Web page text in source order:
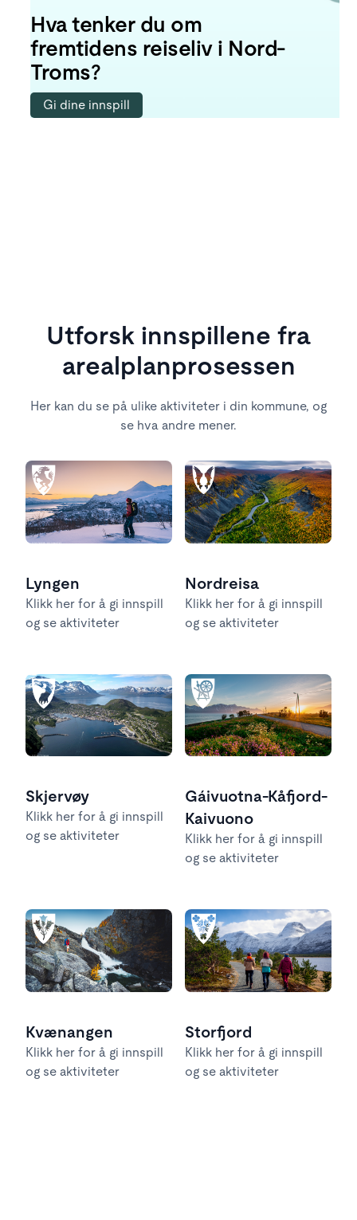
Hva tenker du om
fremtidens reiseliv i Nord-
Troms?
Gi dine innspill
Utforsk innspillene fra
arealplanprosessen
Her kan du se på ulike aktiviteter i din kommune, og
se hva andre mener.
Lyngen
Klikk her for å gi innspill
og se aktiviteter
Nordreisa
Klikk her for å gi innspill
og se aktiviteter
Skjervøy
Klikk her for å gi innspill
og se aktiviteter
Gáivuotna-Kåfjord-
Kaivuono
Klikk her for å gi innspill
og se aktiviteter
Kvænangen
Klikk her for å gi innspill
og se aktiviteter
Storfjord
Klikk her for å gi innspill
og se aktiviteter